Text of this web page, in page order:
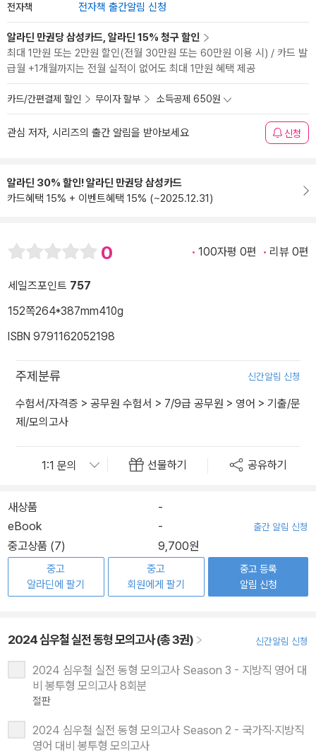
전자책 전자책 출간알림 신청
알라딘 만권당 삼성카드, 알라딘 15% 청구 할인
최대 1만원 또는 2만원 할인(전월 30만원 또는 60만원 이용 시) / 카드 발
급월 +1개월까지는 전월 실적이 없어도 최대 1만원 혜택 제공
카드/간편결제 할인 무이자 할부 소득공제 650원
관심 저자, 시리즈의 출간 알림을 받아보세요 신청
알라딘 30% 할인! 알라딘 만권당 삼성카드
카드혜택 15% + 이벤트혜택 15% (~2025.12.31)
0 100자평 0편 리뷰 0편
세일즈포인트 757
152쪽264*387mm410g
ISBN 9791162052198
주제분류 신간알림 신청
수험서/자격증 > 공무원 수험서 > 7/9급 공무원 > 영어 > 기출/문
제/모의고사
선물하기 공유하기
새상품
-
eBook
- 출간 알림 신청
중고상품 (7) 9,700원
중고
알라딘에 팔기
중고
회원에게 팔기
중고 등록
알림 신청
2024 심우철 실전 동형 모의고사 (총 3권) 신간알림 신청
2024 심우철 실전 동형 모의고사 Season 3 - 지방직 영어 대
비 봉투형 모의고사 8회분
절판
2024 심우철 실전 동형 모의고사 Season 2 - 국가직·지방직
영어 대비 봉투형 모의고사